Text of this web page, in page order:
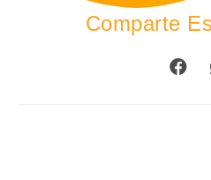
Comparte